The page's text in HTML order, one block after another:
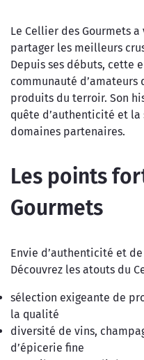
Le Cellier des Gourmets
partager les meilleurs
Depuis ses débuts, cette
communauté d’amateurs
produits du terroir. Son
quête d’authenticité et
domaines partenaires.
Les points
Gourmets
Envie d’authenticité et de
Découvrez les atouts du
sélection exigeante de
la qualité
diversité de vins,
d’épicerie fine